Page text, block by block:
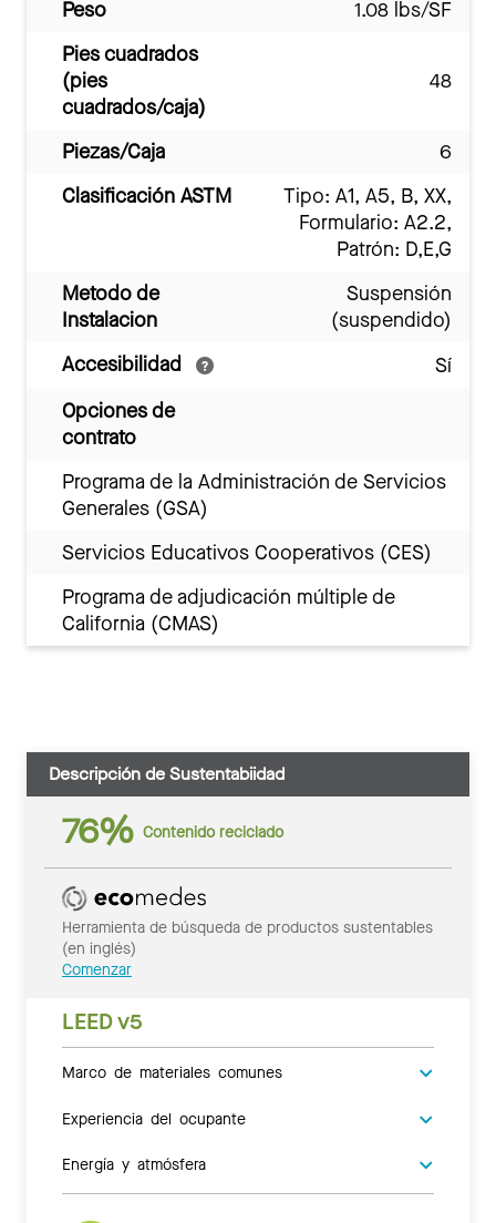
Peso
1.08 lbs/SF
Pies cuadrados
(pies
cuadrados/caja)
48
Piezas/Caja
6
Clasificación ASTM
Tipo: A1, A5, B, XX,
Formulario: A2.2,
Patrón: D,E,G
Metodo de
Instalacion
Suspensión
(suspendido)
Accesibilidad
Sí
Opciones de
contrato
Programa de la Administración de Servicios
Generales (GSA)
Servicios Educativos Cooperativos (CES)
Programa de adjudicación múltiple de
California (CMAS)
Descripción de Sustentabiidad
76% Contenido reciclado
Herramienta de búsqueda de productos sustentables
(en inglés)
Comenzar
LEED v5
Marco de materiales comunes
Experiencia del ocupante
Energía y atmósfera